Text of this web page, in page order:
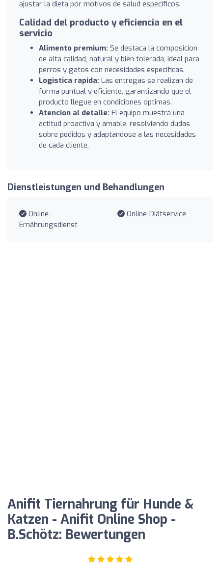
ajustar la dieta por motivos de salud especificos.
Calidad del producto y eficiencia en el
servicio
Alimento premium: Se destaca la composicion
de alta calidad, natural y bien tolerada, ideal para
perros y gatos con necesidades especificas.
Logistica rapida: Las entregas se realizan de
forma puntual y eficiente, garantizando que el
producto llegue en condiciones optimas.
Atencion al detalle: El equipo muestra una
actitud proactiva y amable, resolviendo dudas
sobre pedidos y adaptandose a las necesidades
de cada cliente.
Dienstleistungen und Behandlungen
Online-
Ernährungsdienst
Online-Diätservice
Anifit Tiernahrung für Hunde &
Katzen - Anifit Online Shop -
B.Schötz: Bewertungen